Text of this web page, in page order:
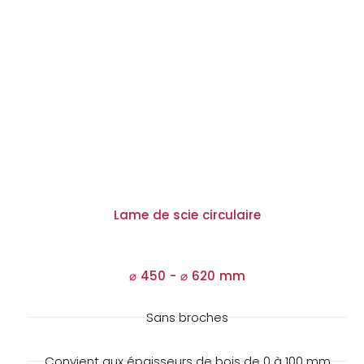
Lame de scie circulaire
⌀ 450 -⌀ 620 mm
Sans broches